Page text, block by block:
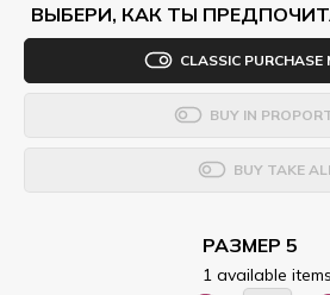
ВЫБЕРИ, КАК ТЫ
CLASSIC PURCHASE
BUY IN
BUY TAKE ALL
РАЗМЕР 5
1 available items